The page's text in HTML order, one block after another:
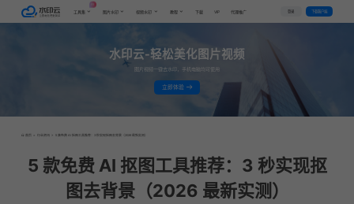
工具集 图片水印 视频水印 教程 下载 VIP 代理推广 登录 下载客户端
水印云-轻松美化图片视频
图片视频一键去水印，手机电脑均可使用
立即体验
首页 > 行业资讯 > 5 款免费 AI 抠图工具推荐：3 秒实现抠图去背景（2026 最新实测）
5 款免费 AI 抠图工具推荐：3 秒实现抠
图去背景（2026 最新实测）